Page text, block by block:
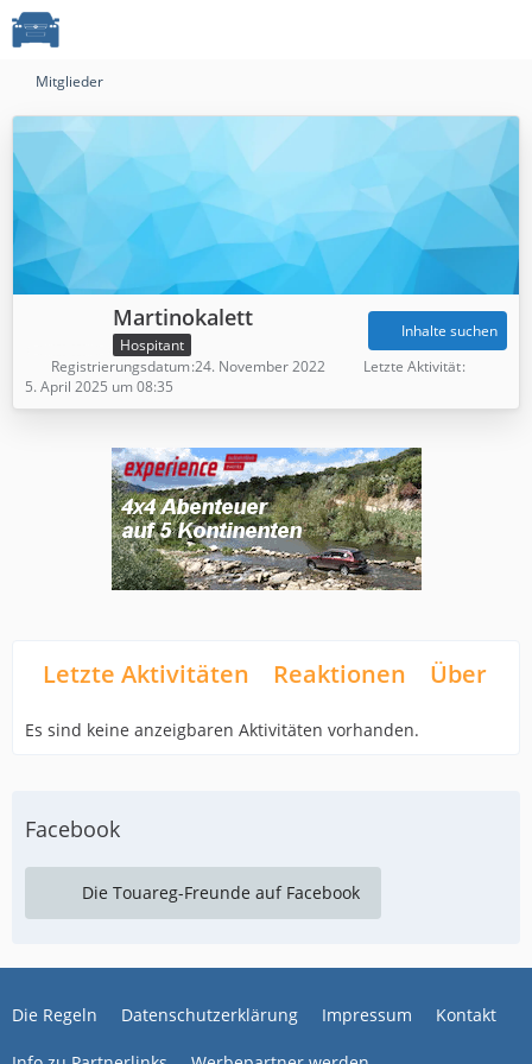
Mitglieder
Martinokalett
Hospitant
Inhalte suchen
Registrierungsdatum 24. November 2022
Letzte Aktivität
5. April 2025 um 08:35
Letzte Aktivitäten Reaktionen Über
Es sind keine anzeigbaren Aktivitäten vorhanden.
Facebook
Die Touareg-Freunde auf Facebook
Die Regeln Datenschutzerklärung Impressum Kontakt